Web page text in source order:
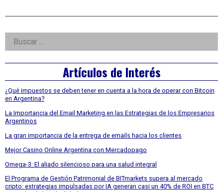
Right
Asides
Buscar:
Artículos de Interés
¿Qué impuestos se deben tener en cuenta a la hora de operar con Bitcoin
en Argentina?
La Importancia del Email Marketing en las Estrategias de los Empresarios
Argentinos
La gran importancia de la entrega de emails hacia los clientes
Mejor Casino Online Argentina con Mercadopago
Omega-3: El aliado silencioso para una salud integral
El Programa de Gestión Patrimonial de BITmarkets supera al mercado
cripto: estrategias impulsadas por IA generan casi un 40% de ROI en BTC